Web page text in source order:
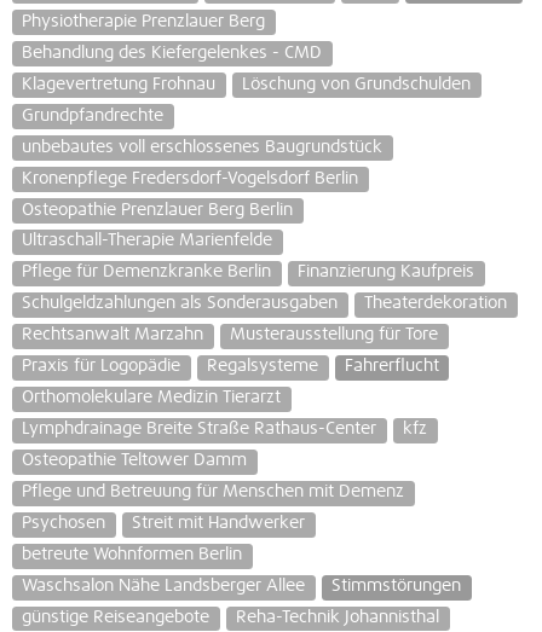
Physiotherapie Prenzlauer Berg
Behandlung des Kiefergelenkes - CMD
Klagevertretung Frohnau
Löschung von Grundschulden
Grundpfandrechte
unbebautes voll erschlossenes Baugrundstück
Kronenpflege Fredersdorf-Vogelsdorf Berlin
Osteopathie Prenzlauer Berg Berlin
Ultraschall-Therapie Marienfelde
Pflege für Demenzkranke Berlin
Finanzierung Kaufpreis
Schulgeldzahlungen als Sonderausgaben
Theaterdekoration
Rechtsanwalt Marzahn
Musterausstellung für Tore
Praxis für Logopädie
Regalsysteme
Fahrerflucht
Orthomolekulare Medizin Tierarzt
Lymphdrainage Breite Straße Rathaus-Center
kfz
Osteopathie Teltower Damm
Pflege und Betreuung für Menschen mit Demenz
Psychosen
Streit mit Handwerker
betreute Wohnformen Berlin
Waschsalon Nähe Landsberger Allee
Stimmstörungen
günstige Reiseangebote
Reha-Technik Johannisthal